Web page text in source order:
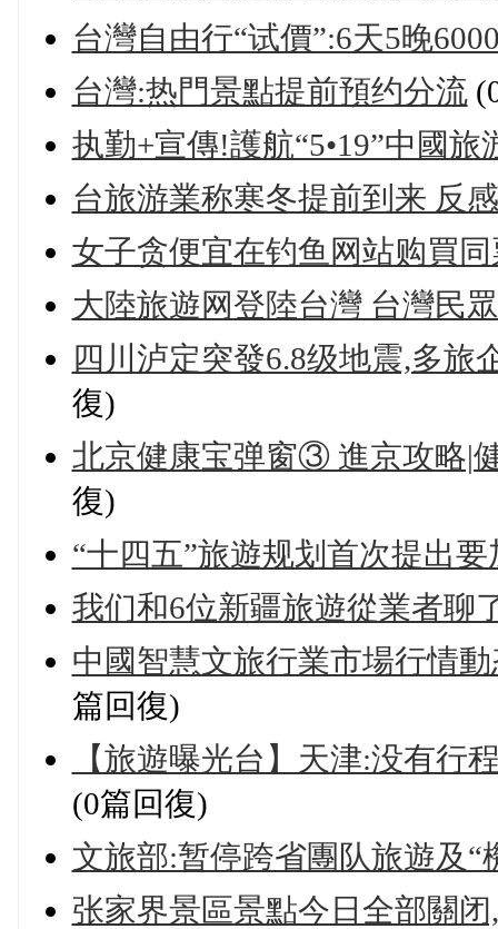
台灣自由行“试價”:6天5晚
台灣:热門景點提前預约分流
执勤+宣傳!護航“5•19”中國
台旅游業称寒冬提前到来 反
女子贪便宜在钓鱼网站购買
大陸旅遊网登陸台灣 台灣民
四川泸定突發6.8级地震,多旅
復)
北京健康宝弹窗③ 進京攻略|
復)
“十四五”旅遊规划首次提出
我们和6位新疆旅遊從業者聊
中國智慧文旅行業市場行情
篇回復)
【旅遊曝光台】天津:没有行
(0篇回復)
文旅部:暂停跨省團队旅遊及“
张家界景區景點今日全部關